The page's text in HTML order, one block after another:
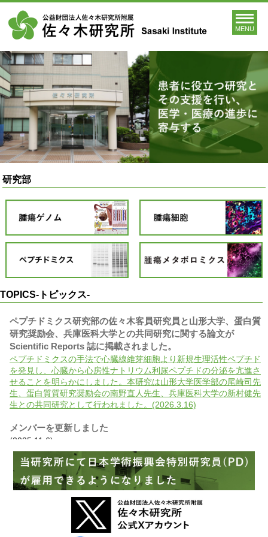
MENU
研究部
TOPICS-トピックス-
ペプチドミクス研究部の佐々木客員研究員と山形大学、蛋白質
研究奨励会、兵庫医科大学との共同研究に関する論文が
Scientific Reports 誌に掲載されました。
ペプチドミクスの手法で心臓線維芽細胞より新規生理活性ペプチド
を発見し、心臓から心房性ナトリウム利尿ペプチドの分泌を亢進さ
せることを明らかにしました。本研究は山形大学医学部の尾崎司先
生、蛋白質質研究奨励会の南野直人先生、兵庫医科大学の新村健先
生との共同研究として行われました。(2026.3.16)
メンバーを更新しました
(2025.11.6)
腫瘍細胞研究部の山口部長が翻訳を担当した本が出版されまし
た。
がんの生物学から予防、診断、治療まで、多くのたとえ話や逸話を
用いてわかりやすく書かれた一般向けの本です。(2025.10.22)
当研究所の菅野康吉兼任研究員（附属杏雲堂病院遺伝子診療